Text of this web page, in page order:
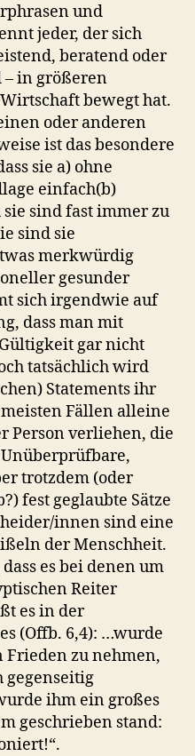
und
jeder, der sich
beratend oder
– in größeren
bewegt hat.
oder anderen
ist das besondere
sie a) ohne
einfach(b)
sind fast immer zu
sind sie
merkwürdig
gesunder
sich irgendwie auf
dass man mit
gar nicht
tatsächlich wird
Statements ihr
Fällen alleine
Person verliehen, die
trotzdem (oder
fest geglaubte Sätze
innen sind eine
der Menschheit.
es bei denen um
Reiter
es in der
(Offb. 6,4): …wurde
Frieden zu nehmen,
gegenseitig
ihm ein großes
geschrieben stand: